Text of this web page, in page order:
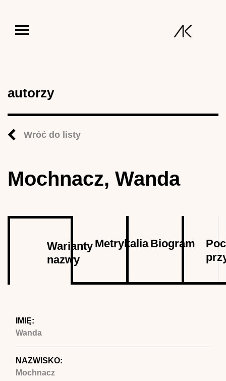
autorzy
Wróć do listy
Mochnacz, Wanda
Warianty
nazwy
karta)
MetrykaliaBiogram
IMIĘ:
Wanda
NAZWISKO:
Mochnacz